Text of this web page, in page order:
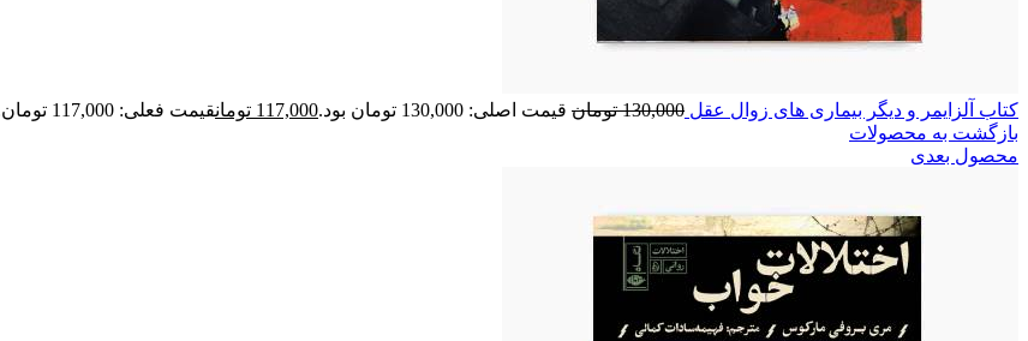
کتاب آلزایمر و دیگر بیماری های زوال عقل 130,000 تومان قیمت اصلی: 130,000 تومان بود. 117,000 تومانقیمت فعلی: 117,000 تومان.
بازگشت به محصولات
محصول بعدی